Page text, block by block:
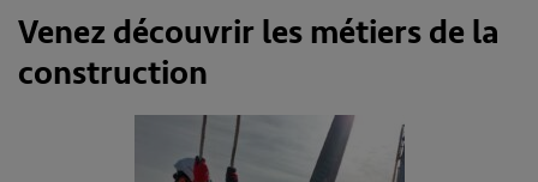
Venez découvrir les métiers de la
construction